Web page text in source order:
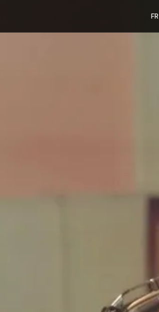
FR